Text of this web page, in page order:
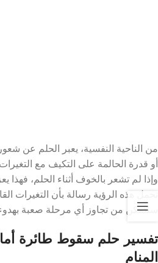
من الناحية النفسية، يعبر الحلم عن
أو قدرة الحالمة على التكيف مع
وإذا لم تشعر بالخوف أثناء الحلم، فهذا
تحمل هذه الرؤية رسالة بأن التغيرات
ستتمكن من تجاوز أي مرحلة صعبة
تفسير حلم سقوط طائرة
المنام